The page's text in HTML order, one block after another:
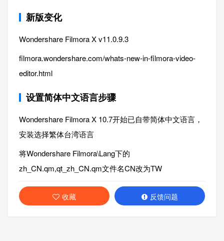
新版变化
Wondershare Filmora X v11.0.9.3
filmora.wondershare.com/whats-new-in-filmora-video-
editor.html
设置简体中文语言步骤
Wondershare Filmora X 10.7开始已自带简体中文语言，
安装选择繁体台湾语言
将Wondershare Filmora\Lang下的
zh_CN.qm,qt_zh_CN.qm文件名CN改为TW
收藏 反馈问题